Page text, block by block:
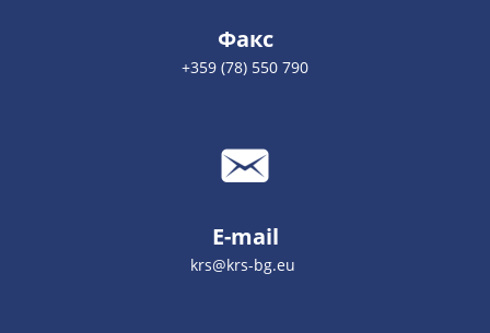
Факс
+359 (78) 550 790
E-mail
krs@krs-bg.eu